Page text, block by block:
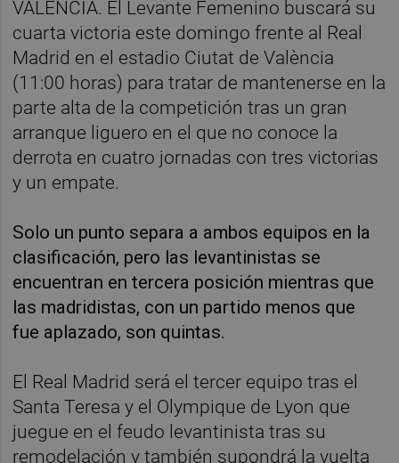
VALÈNCIA. El Levante Femenino buscará su
cuarta victoria este domingo frente al Real
Madrid en el estadio Ciutat de València
(11:00 horas) para tratar de mantenerse en la
parte alta de la competición tras un gran
arranque liguero en el que no conoce la
derrota en cuatro jornadas con tres victorias
y un empate.
Solo un punto separa a ambos equipos en la
clasificación, pero las levantinistas se
encuentran en tercera posición mientras que
las madridistas, con un partido menos que
fue aplazado, son quintas.
El Real Madrid será el tercer equipo tras el
Santa Teresa y el Olympique de Lyon que
juegue en el feudo levantinista tras su
remodelación y también supondrá la vuelta